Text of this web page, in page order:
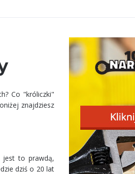
Co "króliczki"
znajdziesz
jest to prawdą,
dziś o 20 lat